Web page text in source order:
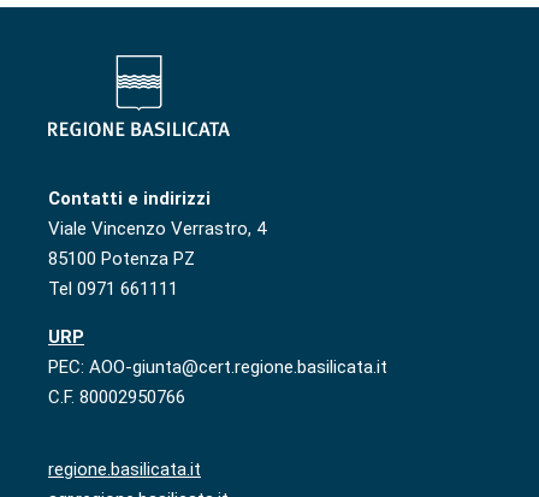
Contatti e indirizzi
Viale Vincenzo Verrastro, 4
85100 Potenza PZ
Tel 0971 661111
URP
PEC: AOO-giunta@cert.regione.basilicata.it
C.F. 80002950766
regione.basilicata.it